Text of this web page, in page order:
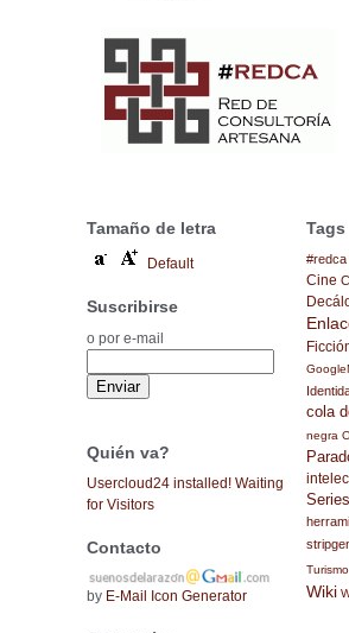
Tamaño de letra
Default
Suscribirse
o por e-mail
Quién va?
Usercloud24 installed! Waiting
for Visitors
Contacto
by E-Mail Icon Generator
Tags
#redca
Cine
cola
negra
Series
Turismo
Wiki